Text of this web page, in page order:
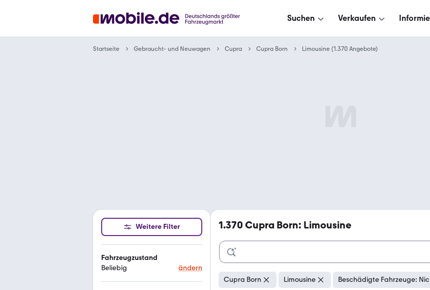
Suchen Verkaufen
Startseite Gebraucht- und Neuwagen Cupra Cupra Born Limousine (1.370 Angebote)
Weitere Filter
Fahrzeugzustand
Beliebig
ändern
1.370 Cupra Born: Limousine
Cupra Born Limousine Beschädigte Fahrzeuge: